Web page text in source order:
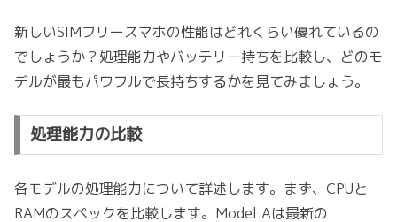
新しいSIMフリースマホの性能はどれくらい優れているの
でしょうか？処理能力やバッテリー持ちを比較し、どのモ
デルが最もパワフルで長持ちするかを見てみましょう。
処理能力の比較
各モデルの処理能力について詳述します。まず、CPUと
RAMのスペックを比較します。Model Aは最新の